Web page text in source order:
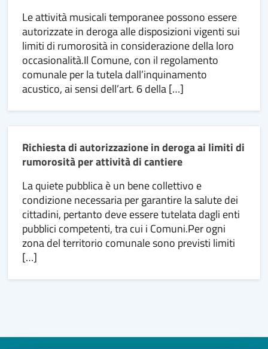
Le attività musicali temporanee possono essere
autorizzate in deroga alle disposizioni vigenti sui
limiti di rumorosità in considerazione della loro
occasionalità.Il Comune, con il regolamento
comunale per la tutela dall’inquinamento
acustico, ai sensi dell’art. 6 della […]
Richiesta di autorizzazione in deroga ai limiti di
rumorosità per attività di cantiere
La quiete pubblica è un bene collettivo e
condizione necessaria per garantire la salute dei
cittadini, pertanto deve essere tutelata dagli enti
pubblici competenti, tra cui i Comuni.Per ogni
zona del territorio comunale sono previsti limiti
[…]